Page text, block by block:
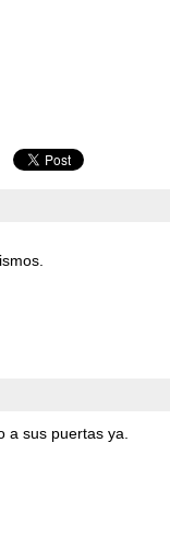
a sus puertas ya.